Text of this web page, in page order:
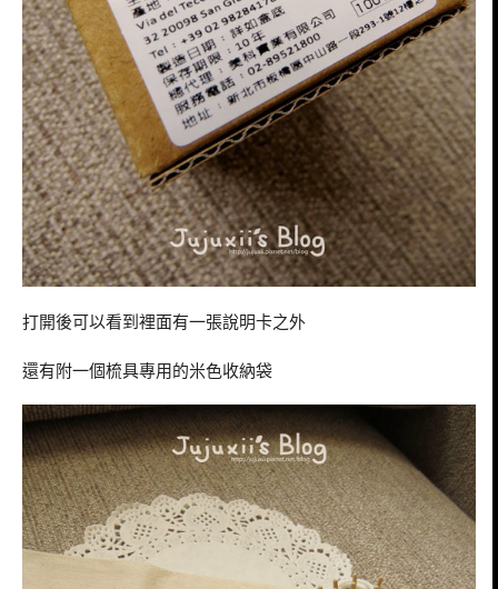
打開後可以看到裡面有一張說明卡之外
還有附一個梳具專用的米色收納袋